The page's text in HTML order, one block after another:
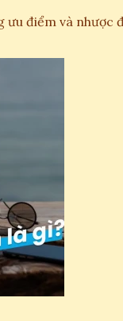
điểm và nhược